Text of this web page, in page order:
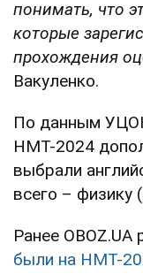
понимать, что
которые
прохождения
Вакуленко.
По данным
НМТ-2024
выбрали
всего – физику
Ранее OBOZ.UA
были на НМТ-